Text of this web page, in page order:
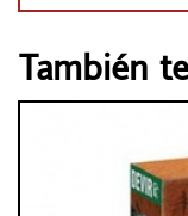
También